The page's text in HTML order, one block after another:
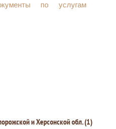
по услугам
и Херсонской обл. (1)